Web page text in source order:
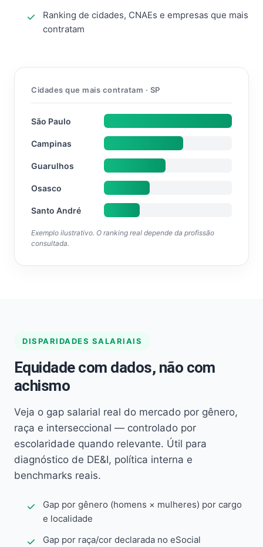
Ranking de cidades, CNAEs e empresas que mais
contratam
Cidades que mais contratam · SP
São Paulo
Campinas
Guarulhos
Osasco
Santo André
Exemplo ilustrativo. O ranking real depende da profissão
consultada.
DISPARIDADES SALARIAIS
Equidade com dados, não com
achismo
Veja o gap salarial real do mercado por gênero,
raça e interseccional — controlado por
escolaridade quando relevante. Útil para
diagnóstico de DE&I, política interna e
benchmarks reais.
Gap por gênero (homens × mulheres) por cargo
e localidade
Gap por raça/cor declarada no eSocial